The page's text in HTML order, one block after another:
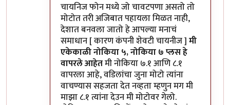
चायनिज फोन मध्ये जो चावटपणा असतो तो
मोटोत तरी अजिबात पहायला मिळत नाही,
देशात बनवला जातो हे आपल्या मनाचं
समाधान [ कारण कंपनी शेवटी चायनीज ]मी
एकेकाळी नोकिया ५, नोकिया ७ प्लस हे
वापरले आहेतमी नोकिया ७.१ आणि ८.१
वापरला आहे, वडिलांचा जुना मोटो त्यांना
वाचण्यास सहजता देत नव्हता म्हणुन मग मी
माझा ८.१ त्यांना देउन मी मोटोवर गेलो.